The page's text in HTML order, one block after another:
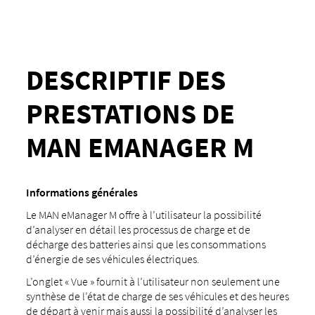
DESCRIPTIF DES
PRESTATIONS DE
MAN EMANAGER M
Informations générales
Le MAN eManager M offre à l’utilisateur la possibilité
d’analyser en détail les processus de charge et de
décharge des batteries ainsi que les consommations
d’énergie de ses véhicules électriques.
L’onglet « Vue » fournit à l’utilisateur non seulement une
synthèse de l’état de charge de ses véhicules et des heures
de départ à venir mais aussi la possibilité d’analyser les